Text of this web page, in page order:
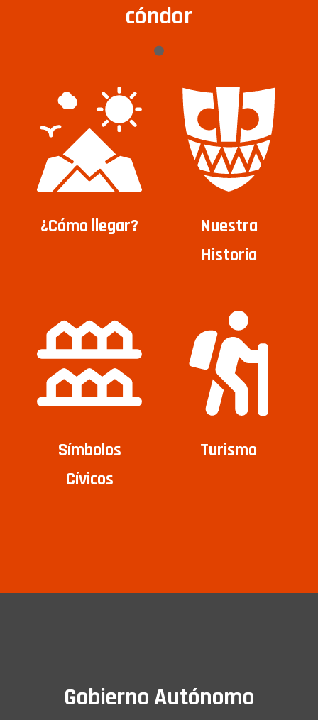
cóndor
¿Cómo llegar?
Nuestra
Historia
Símbolos
Cívicos
Turismo
Gobierno Autónomo